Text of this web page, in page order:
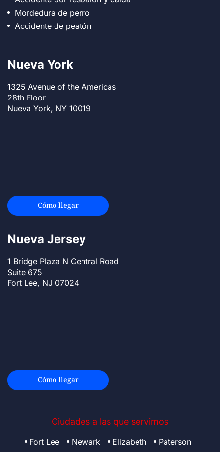
Mordedura de perro
Accidente de peatón
Nueva York
1325 Avenue of the Americas
28th Floor
Nueva York, NY 10019
Cómo llegar
Nueva Jersey
1 Bridge Plaza N Central Road
Suite 675
Fort Lee, NJ 07024
Cómo llegar
Ciudades a las que servimos
Fort Lee Newark Elizabeth
Paterson